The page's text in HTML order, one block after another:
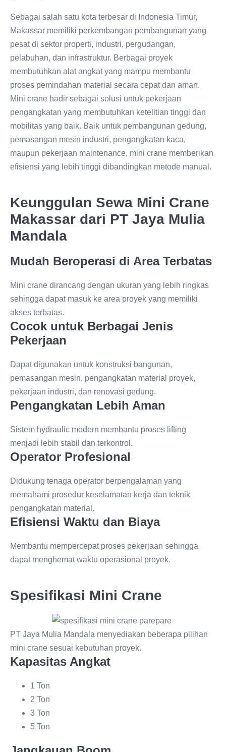
Sebagai salah satu kota terbesar di Indonesia Timur,
Makassar memiliki perkembangan pembangunan yang
pesat di sektor properti, industri, pergudangan,
pelabuhan, dan infrastruktur. Berbagai proyek
membutuhkan alat angkat yang mampu membantu
proses pemindahan material secara cepat dan aman.
Mini crane hadir sebagai solusi untuk pekerjaan
pengangkatan yang membutuhkan ketelitian tinggi dan
mobilitas yang baik. Baik untuk pembangunan gedung,
pemasangan mesin industri, pengangkatan kaca,
maupun pekerjaan maintenance, mini crane memberikan
efisiensi yang lebih tinggi dibandingkan metode manual.
Keunggulan Sewa Mini Crane
Makassar dari PT Jaya Mulia
Mandala
Mudah Beroperasi di Area Terbatas
Mini crane dirancang dengan ukuran yang lebih ringkas
sehingga dapat masuk ke area proyek yang memiliki
akses terbatas.
Cocok untuk Berbagai Jenis
Pekerjaan
Dapat digunakan untuk konstruksi bangunan,
pemasangan mesin, pengangkatan material proyek,
pekerjaan industri, dan renovasi gedung.
Pengangkatan Lebih Aman
Sistem hydraulic modern membantu proses lifting
menjadi lebih stabil dan terkontrol.
Operator Profesional
Didukung tenaga operator berpengalaman yang
memahami prosedur keselamatan kerja dan teknik
pengangkatan material.
Efisiensi Waktu dan Biaya
Membantu mempercepat proses pekerjaan sehingga
dapat menghemat waktu operasional proyek.
Spesifikasi Mini Crane
PT Jaya Mulia Mandala menyediakan beberapa pilihan
mini crane sesuai kebutuhan proyek.
Kapasitas Angkat
1 Ton
2 Ton
3 Ton
5 Ton